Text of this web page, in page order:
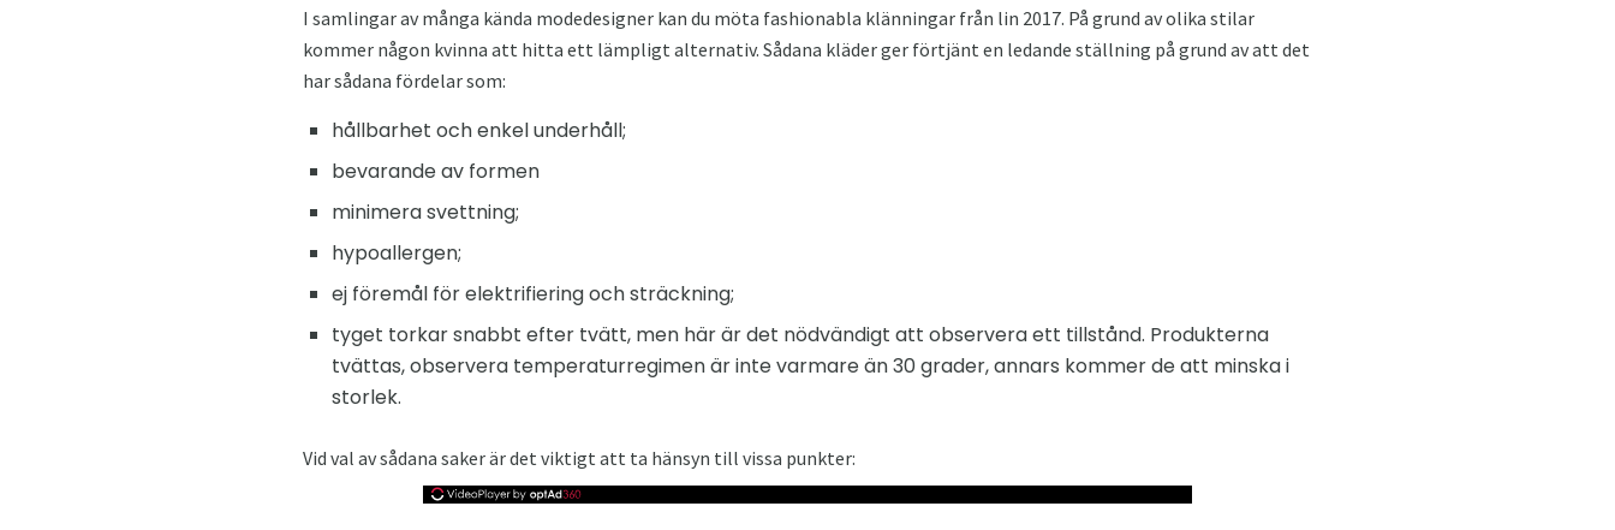
I samlingar av många kända modedesigner kan du möta fashionabla klänningar från lin 2017. På grund av olika stilar
kommer någon kvinna att hitta ett lämpligt alternativ. Sådana kläder ger förtjänt en ledande ställning på grund av att det
har sådana fördelar som:
hållbarhet och enkel underhåll;
bevarande av formen
minimera svettning;
hypoallergen;
ej föremål för elektrifiering och sträckning;
tyget torkar snabbt efter tvätt, men här är det nödvändigt att observera ett tillstånd. Produkterna
tvättas, observera temperaturregimen är inte varmare än 30 grader, annars kommer de att minska i
storlek.
Vid val av sådana saker är det viktigt att ta hänsyn till vissa punkter: